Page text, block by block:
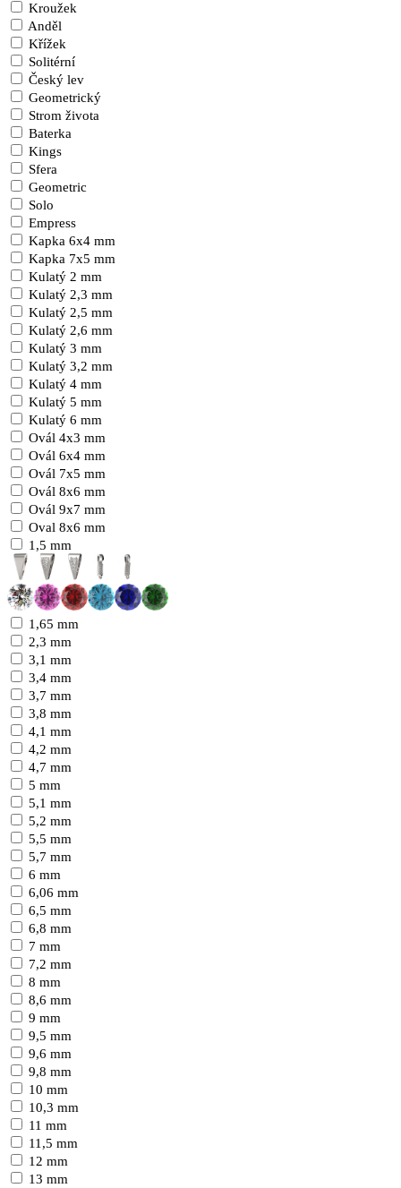
Kroužek
Anděl
Křížek
Solitérní
Český lev
Geometrický
Strom života
Baterka
Kings
Sfera
Geometric
Solo
Empress
Kapka 6x4 mm
Kapka 7x5 mm
Kulatý 2 mm
Kulatý 2,3 mm
Kulatý 2,5 mm
Kulatý 2,6 mm
Kulatý 3 mm
Kulatý 3,2 mm
Kulatý 4 mm
Kulatý 5 mm
Kulatý 6 mm
Ovál 4x3 mm
Ovál 6x4 mm
Ovál 7x5 mm
Ovál 8x6 mm
Ovál 9x7 mm
Oval 8x6 mm
1,5 mm
1,65 mm
2,3 mm
3,1 mm
3,4 mm
3,7 mm
3,8 mm
4,1 mm
4,2 mm
4,7 mm
5 mm
5,1 mm
5,2 mm
5,5 mm
5,7 mm
6 mm
6,06 mm
6,5 mm
6,8 mm
7 mm
7,2 mm
8 mm
8,6 mm
9 mm
9,5 mm
9,6 mm
9,8 mm
10 mm
10,3 mm
11 mm
11,5 mm
12 mm
13 mm